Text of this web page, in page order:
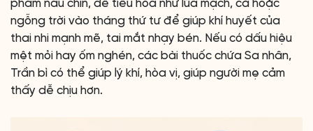
phẩm nấu chín, dễ tiêu hóa như lúa mạch, cá hoặc
ngỗng trời vào tháng thứ tư để giúp khí huyết của
thai nhi mạnh mẽ, tai mắt nhạy bén. Nếu có dấu hiệu
mệt mỏi hay ốm nghén, các bài thuốc chứa Sa nhân,
Trần bì có thể giúp lý khí, hòa vị, giúp người mẹ cảm
thấy dễ chịu hơn.